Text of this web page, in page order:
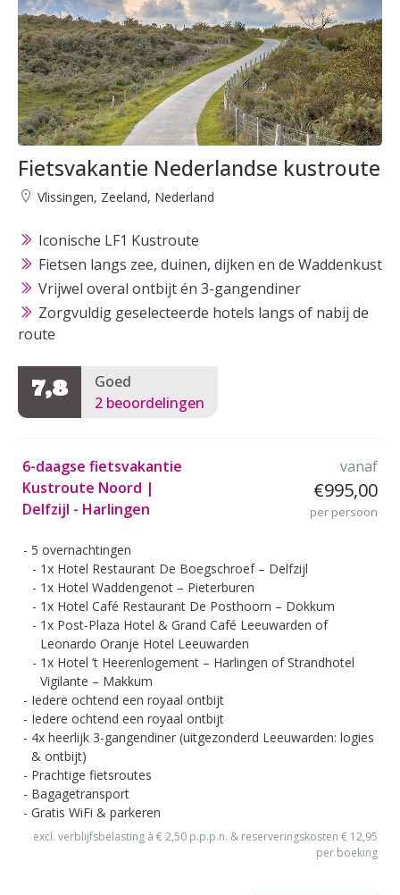
Fietsvakantie Nederlandse kustroute
Vlissingen, Zeeland, Nederland
Iconische LF1 Kustroute
Fietsen langs zee, duinen, dijken en de Waddenkust
Vrijwel overal ontbijt én 3-gangendiner
Zorgvuldig geselecteerde hotels langs of nabij de
route
7,8
Goed
2 beoordelingen
6-daagse fietsvakantie
Kustroute Noord |
Delfzijl - Harlingen
vanaf
€995,00
per persoon
5 overnachtingen
1x Hotel Restaurant De Boegschroef – Delfzijl
1x Hotel Waddengenot – Pieterburen
1x Hotel Café Restaurant De Posthoorn – Dokkum
1x Post-Plaza Hotel & Grand Café Leeuwarden of
Leonardo Oranje Hotel Leeuwarden
1x Hotel ’t Heerenlogement – Harlingen of Strandhotel
Vigilante – Makkum
Iedere ochtend een royaal ontbijt
Iedere ochtend een royaal ontbijt
4x heerlijk 3-gangendiner (uitgezonderd Leeuwarden: logies
& ontbijt)
Prachtige fietsroutes
Bagagetransport
Gratis WiFi & parkeren
excl. verblijfsbelasting à € 2,50 p.p.p.n. & reserveringskosten € 12,95
per boeking